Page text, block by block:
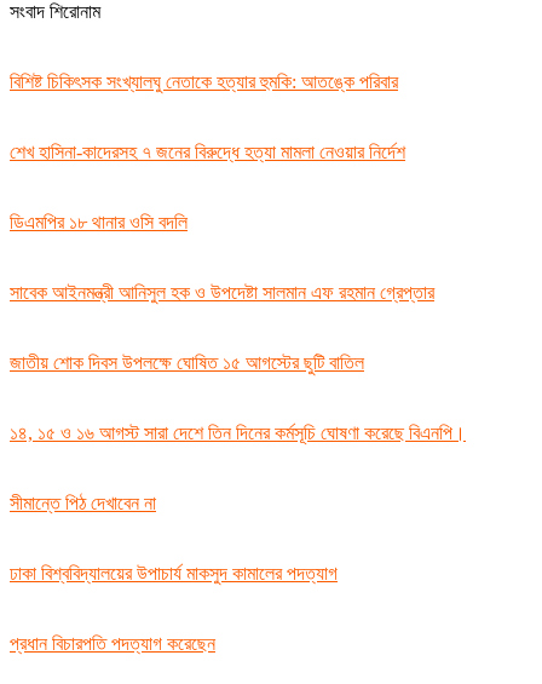
সংবাদ শিরোনাম
বিশিষ্ট চিকিৎসক সংখ্যালঘু নেতাকে হত্যার হুমকি: আতঙ্কে পরিবার
শেখ হাসিনা-কাদেরসহ ৭ জনের বিরুদ্ধে হত্যা মামলা নেওয়ার নির্দেশ
ডিএমপির ১৮ থানার ওসি বদলি
সাবেক আইনমন্ত্রী আনিসুল হক ও উপদেষ্টা সালমান এফ রহমান গ্রেপ্তার
জাতীয় শোক দিবস উপলক্ষে ঘোষিত ১৫ আগস্টের ছুটি বাতিল
১৪, ১৫ ও ১৬ আগস্ট সারা দেশে তিন দিনের কর্মসূচি ঘোষণা করেছে বিএনপি।
সীমান্তে পিঠ দেখাবেন না
ঢাকা বিশ্ববিদ্যালয়ের উপাচার্য মাকসুদ কামালের পদত্যাগ
প্রধান বিচারপতি পদত্যাগ করেছেন